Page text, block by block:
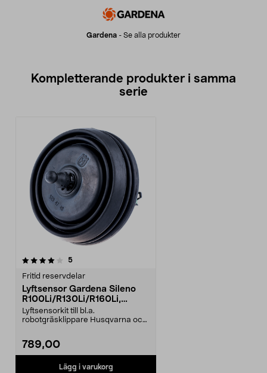
Gardena - Se alla produkter
Kompletterande produkter i samma
serie
5recensioner
Fritid reservdelar
Lyftsensor Gardena Sileno
R100Li/R130Li/R160Li,
Husqvarna Automower
Lyftsensorkit till bl.a.
robotgräsklippare Husqvarna och
789,00
Lägg i varukorg